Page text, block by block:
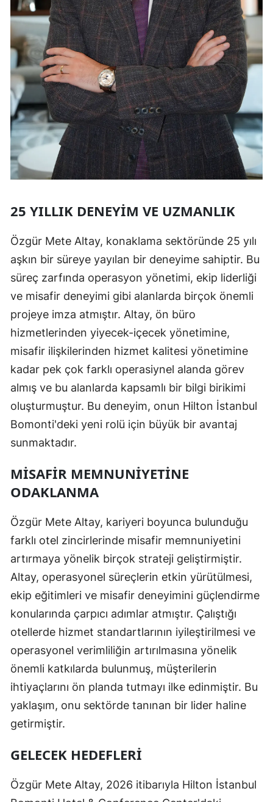
25 YILLIK DENEYIM VE UZMANLIK
Özgür Mete Altay, konaklama sektöründe 25 yılı
aşkın bir süreye yayılan bir deneyime sahiptir. Bu
süreç zarfında operasyon yönetimi, ekip liderliği
ve misafir deneyimi gibi alanlarda birçok önemli
projeye imza atmıştır. Altay, ön büro
hizmetlerinden yiyecek-içecek yönetimine,
misafir ilişkilerinden hizmet kalitesi yönetimine
kadar pek çok farklı operasiynel alanda görev
almış ve bu alanlarda kapsamlı bir bilgi birikimi
oluşturmuştur. Bu deneyim, onun Hilton İstanbul
Bomonti'deki yeni rolü için büyük bir avantaj
sunmaktadır.
MISAFIR MEMNUNIYETINE
ODAKLANMA
Özgür Mete Altay, kariyeri boyunca bulunduğu
farklı otel zincirlerinde misafir memnuniyetini
artırmaya yönelik birçok strateji geliştirmiştir.
Altay, operasyonel süreçlerin etkin yürütülmesi,
ekip eğitimleri ve misafir deneyimini güçlendirme
konularında çarpıcı adımlar atmıştır. Çalıştığı
otellerde hizmet standartlarının iyileştirilmesi ve
operasyonel verimliliğin artırılmasına yönelik
önemli katkılarda bulunmuş, müşterilerin
ihtiyaçlarını ön planda tutmayı ilke edinmiştir. Bu
yaklaşım, onu sektörde tanınan bir lider haline
getirmiştir.
GELECEK HEDEFLERI
Özgür Mete Altay, 2026 itibarıyla Hilton İstanbul